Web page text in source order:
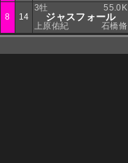
8 14
55.0K
3牡
ジャスフォール
上原佑紀 石橋脩